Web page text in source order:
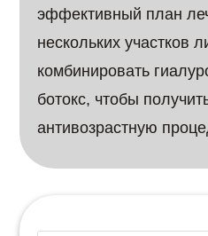
эффективный план
нескольких участков
комбинировать
ботокс, чтобы
антивозрастную